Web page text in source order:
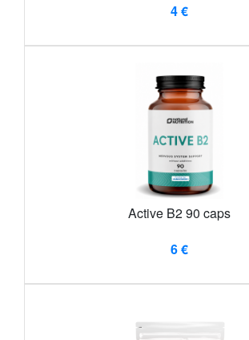
4 €
Active B2 90 caps
6 €